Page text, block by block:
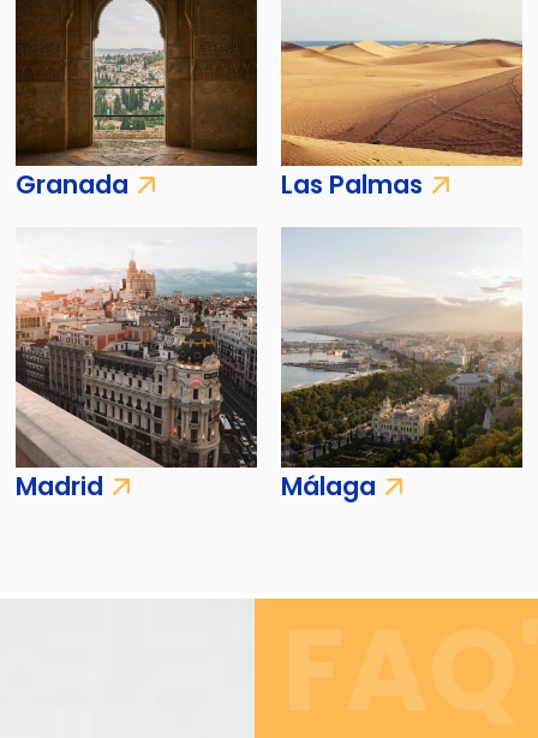
Granada Las Palmas
Madrid Málaga